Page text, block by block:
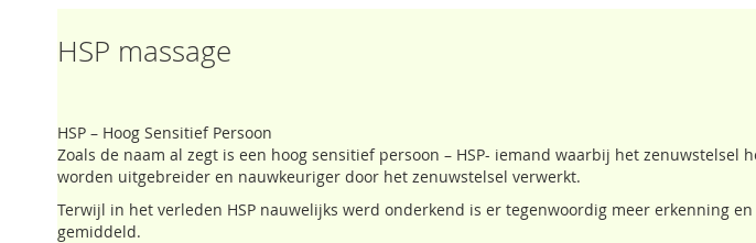
HSP massage
HSP – Hoog Sensitief Persoon
Zoals de naam al zegt is een hoog sensitief persoon – HSP- iemand waarbij het
worden uitgebreider en nauwkeuriger door het zenuwstelsel verwerkt.
Terwijl in het verleden HSP nauwelijks werd onderkend is er tegenwoordig meer erkenning
gemiddeld.